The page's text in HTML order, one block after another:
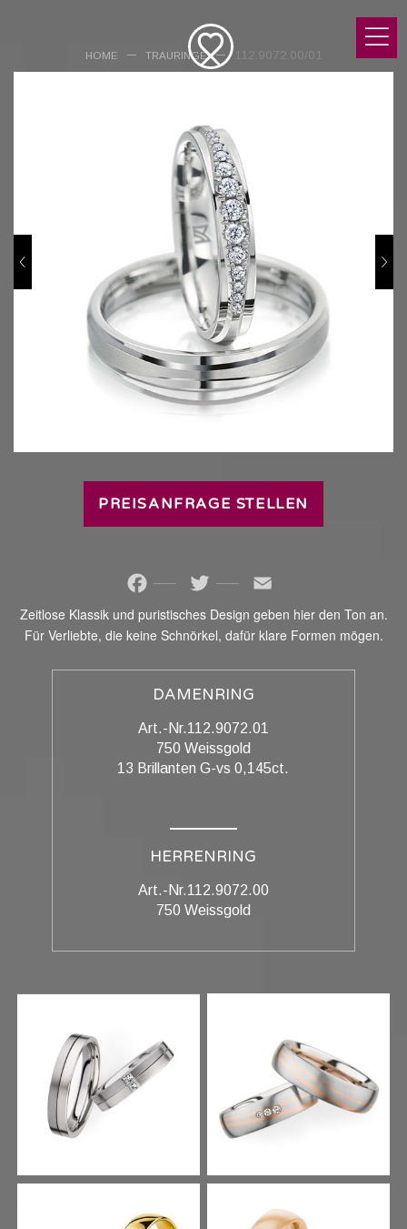
HOME TRAURINGE 112.9072.00/01
PREISANFRAGE STELLEN
Facebook Twitter
Zeitlose Klassik und puristisches Design geben hier den Ton an.
Für Verliebte, die keine Schnörkel, dafür klare Formen mögen.
DAMENRING
Art.-Nr.112.9072.01
750 Weissgold
13 Brillanten G-vs 0,145ct.
HERRENRING
Art.-Nr.112.9072.00
750 Weissgold